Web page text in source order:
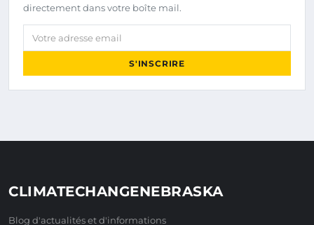
directement dans votre boîte mail.
Votre adresse email
S'INSCRIRE
CLIMATECHANGENEBRASKA
Blog d'actualités et d'informations